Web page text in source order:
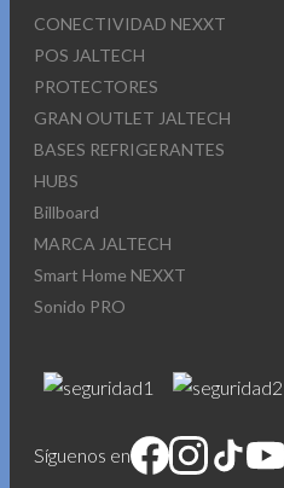
CONECTIVIDAD NEXXT
POS JALTECH
PROTECTORES
GRAN OUTLET JALTECH
BASES REFRIGERANTES
HUBS
Billboard
MARCA JALTECH
Smart Home NEXXT
Sonido PRO
Síguenos en